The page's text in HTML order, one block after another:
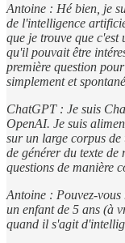
Antoine : Hé bien, je
de l'intelligence
que je trouve que c'est
qu'il pouvait être
première question
simplement et
ChatGPT : Je suis
OpenAI. Je suis
sur un large corpus de
de générer du texte de
questions de manière
Antoine : Pouvez-
un enfant de 5 ans (à
quand il s'agit